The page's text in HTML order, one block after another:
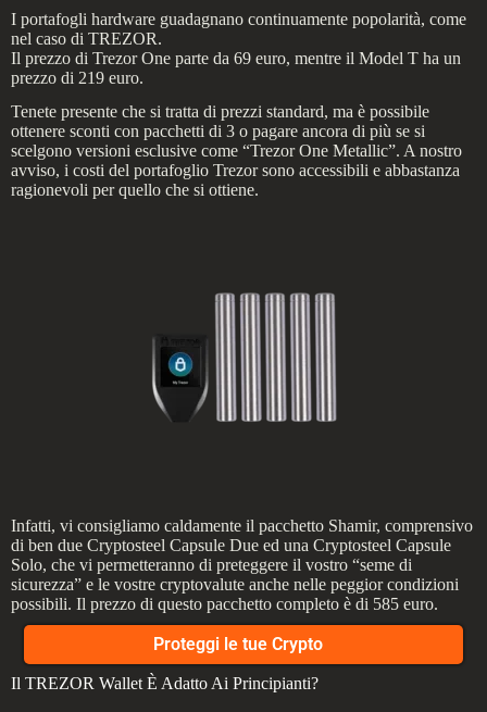
I portafogli hardware guadagnano continuamente popolarità, come
nel caso di TREZOR.
Il prezzo di Trezor One parte da 69 euro, mentre il Model T ha un
prezzo di 219 euro.
Tenete presente che si tratta di prezzi standard, ma è possibile
ottenere sconti con pacchetti di 3 o pagare ancora di più se si
scelgono versioni esclusive come “Trezor One Metallic”. A nostro
avviso, i costi del portafoglio Trezor sono accessibili e abbastanza
ragionevoli per quello che si ottiene.
Infatti, vi consigliamo caldamente il pacchetto Shamir, comprensivo
di ben due Cryptosteel Capsule Due ed una Cryptosteel Capsule
Solo, che vi permetteranno di preteggere il vostro “seme di
sicurezza” e le vostre cryptovalute anche nelle peggior condizioni
possibili. Il prezzo di questo pacchetto completo è di 585 euro.
Proteggi le tue Crypto
Il TREZOR Wallet È Adatto Ai Principianti?